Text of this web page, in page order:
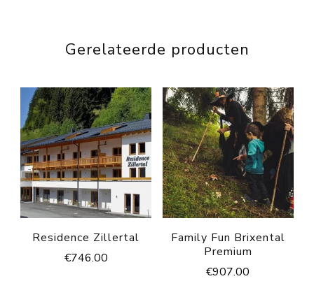
Gerelateerde producten
Residence Zillertal
€746.00
Family Fun Brixental
Premium
€907.00